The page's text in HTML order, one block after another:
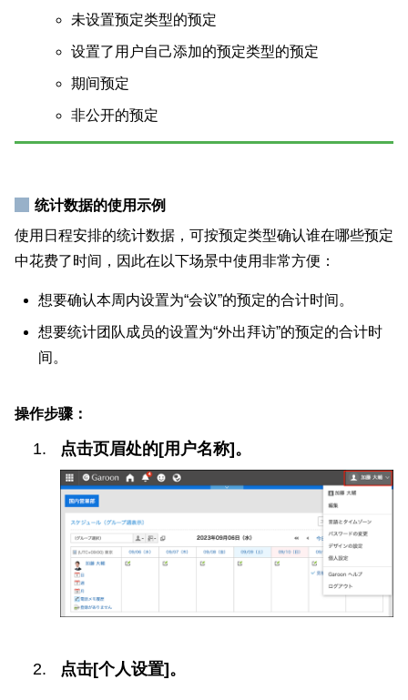
未设置预定类型的预定
设置了用户自己添加的预定类型的预定
期间预定
非公开的预定
统计数据的使用示例
使用日程安排的统计数据，可按预定类型确认谁在哪些预定
中花费了时间，因此在以下场景中使用非常方便：
想要确认本周内设置为“会议”的预定的合计时间。
想要统计团队成员的设置为“外出拜访”的预定的合计时
间。
操作步骤：
点击页眉处的[用户名称]。
点击[个人设置]。